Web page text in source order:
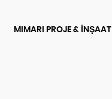
MIMARI PROJE & İNŞAAT